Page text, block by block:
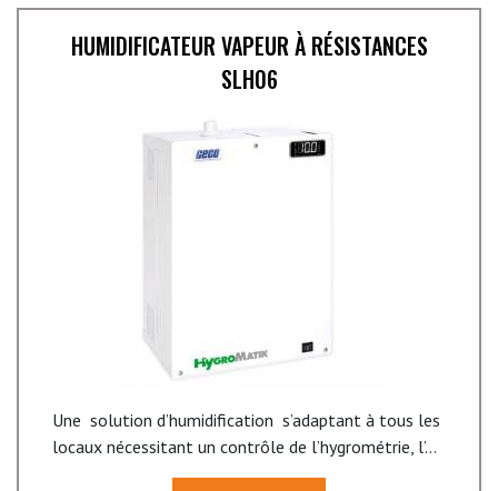
HUMIDIFICATEUR VAPEUR À RÉSISTANCES
SLH06
Une solution d’humidification s’adaptant à tous les
locaux nécessitant un contrôle de l’hygrométrie, l’...